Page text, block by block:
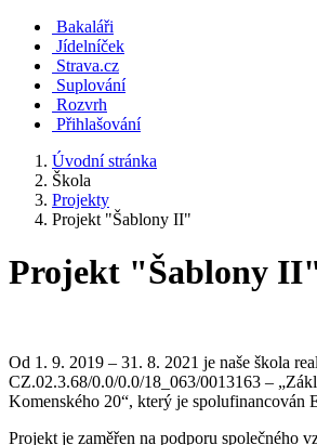
Bakaláři
Jídelníček
Strava.cz
Suplování
Rozvrh
Přihlašování
Úvodní stránka
Škola
Projekty
Projekt "Šablony II"
Projekt "Šablony
Od 1. 9. 2019 – 31. 8. 2021 je naše škola
CZ.02.3.68/0.0/0.0/18_063/0013163 –
Komenského 20“, který je spolufinancován
Projekt je zaměřen na podporu společného